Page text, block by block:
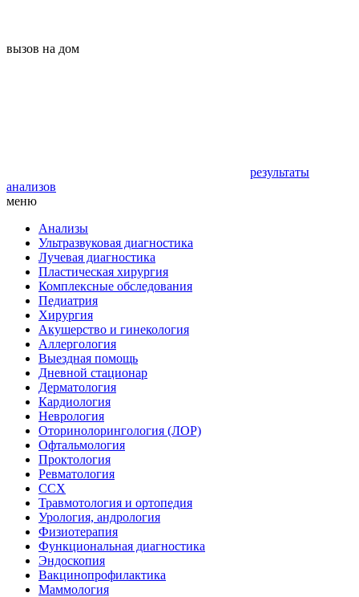
вызов на дом
результаты
анализов
меню
Анализы
Ультразвуковая диагностика
Лучевая диагностика
Пластическая хирургия
Комплексные обследования
Педиатрия
Хирургия
Акушерство и гинекология
Аллергология
Выездная помощь
Дневной стационар
Дерматология
Кардиология
Неврология
Оторинолорингология (ЛОР)
Офтальмология
Проктология
Ревматология
ССХ
Травмотология и ортопедия
Урология, андрология
Физиотерапия
Функциональная диагностика
Эндоскопия
Вакцинопрофилактика
Маммология